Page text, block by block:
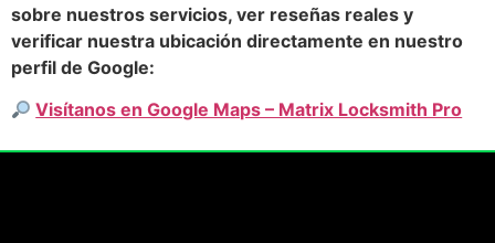
sobre nuestros servicios, ver reseñas reales y
verificar nuestra ubicación directamente en nuestro
perfil de Google:
Visítanos en Google Maps – Matrix Locksmith Pro